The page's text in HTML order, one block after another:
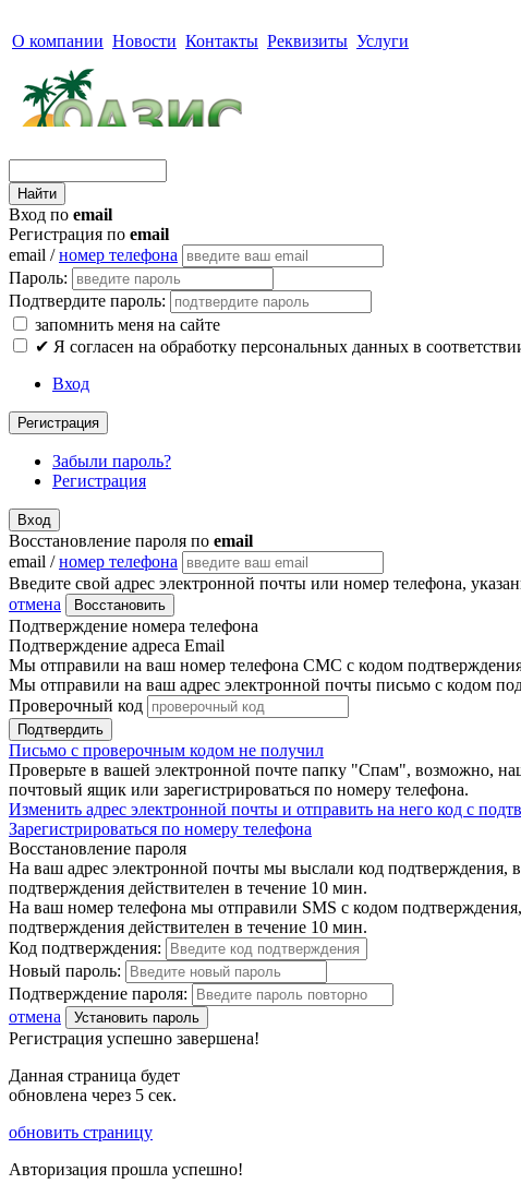
О компании Новости Контакты Реквизиты Услуги
Вход по email
Регистрация по email
email /номер телефона
Пароль:
Подтвердите пароль:
запомнить меня на сайте
✔ Я согласен на обработку персональных данных в
Вход
Регистрация
Забыли пароль?
Регистрация
Вход
Восстановление пароля по email
email /номер телефона
Введите свой адрес электронной почты или номер телефона,
отмена
Восстановить
Подтверждение номера телефона
Подтверждение адреса Email
Мы отправили на ваш номер телефона СМС с кодом
Мы отправили на ваш адрес электронной почты письмо с кодом
Проверочный код
Подтвердить
Письмо с проверочным кодом не получил
Проверьте в вашей электронной почте папку "Спам", возможно,
почтовый ящик или зарегистрироваться по номеру телефона.
Изменить адрес электронной почты и отправить на него код с
Зарегистрироваться по номеру телефона
Восстановление пароля
На ваш адрес электронной почты мы выслали код подтверждения,
подтверждения действителен в течение 10 мин.
На ваш номер телефона мы отправили SMS с кодом
подтверждения действителен в течение 10 мин.
Код подтверждения:
Новый пароль:
Подтверждение пароля:
отмена
Установить пароль
Регистрация успешно завершена!
Данная страница будет
обновлена через 5 сек.
обновить страницу
Авторизация прошла успешно!